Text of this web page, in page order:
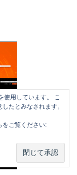
使用しています。 こ
たとみなされます。
をご覧ください: